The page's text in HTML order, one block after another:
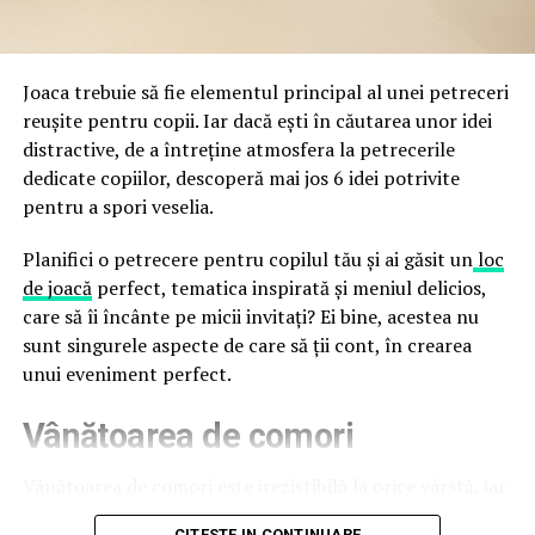
financiare. Instituția recomandă verificarea atentă a
sursei mesajelor și raportarea incidentelor la numărul
unic 1911.
Campaniile identificate în ultimele săptămâni folosesc
false de streaming, coduri QR malițioase și mesaje care
promit bilete, rambursări, premii sau acces gratuit la
meciuri. FBI a emis în luna mai un avertisment privind
site-urile care clonează platforma oficială prin
modificări minore ale denumirii domeniului, precum
a colecta date personale și bancare.
de cercetătorii în securitate, ar opera peste 300 de
Joaca trebuie să fie elementul principal al unei petreceri
reușite pentru copii. Iar dacă ești în căutarea unor idei
distractive, de a întreține atmosfera la petrecerile
dedicate copiilor, descoperă mai jos 6 idei potrivite
pentru a spori veselia.
Planifici o petrecere pentru copilul tău și ai găsit unloc
de joacăperfect, tematica inspirată și meniul delicios,
care să îi încânte pe micii invitați? Ei bine, acestea nu
sunt singurele aspecte de care să ții cont, în crearea
unui eveniment perfect.
Vânătoarea de comori
pentru copii este una dintre cele mai distractive